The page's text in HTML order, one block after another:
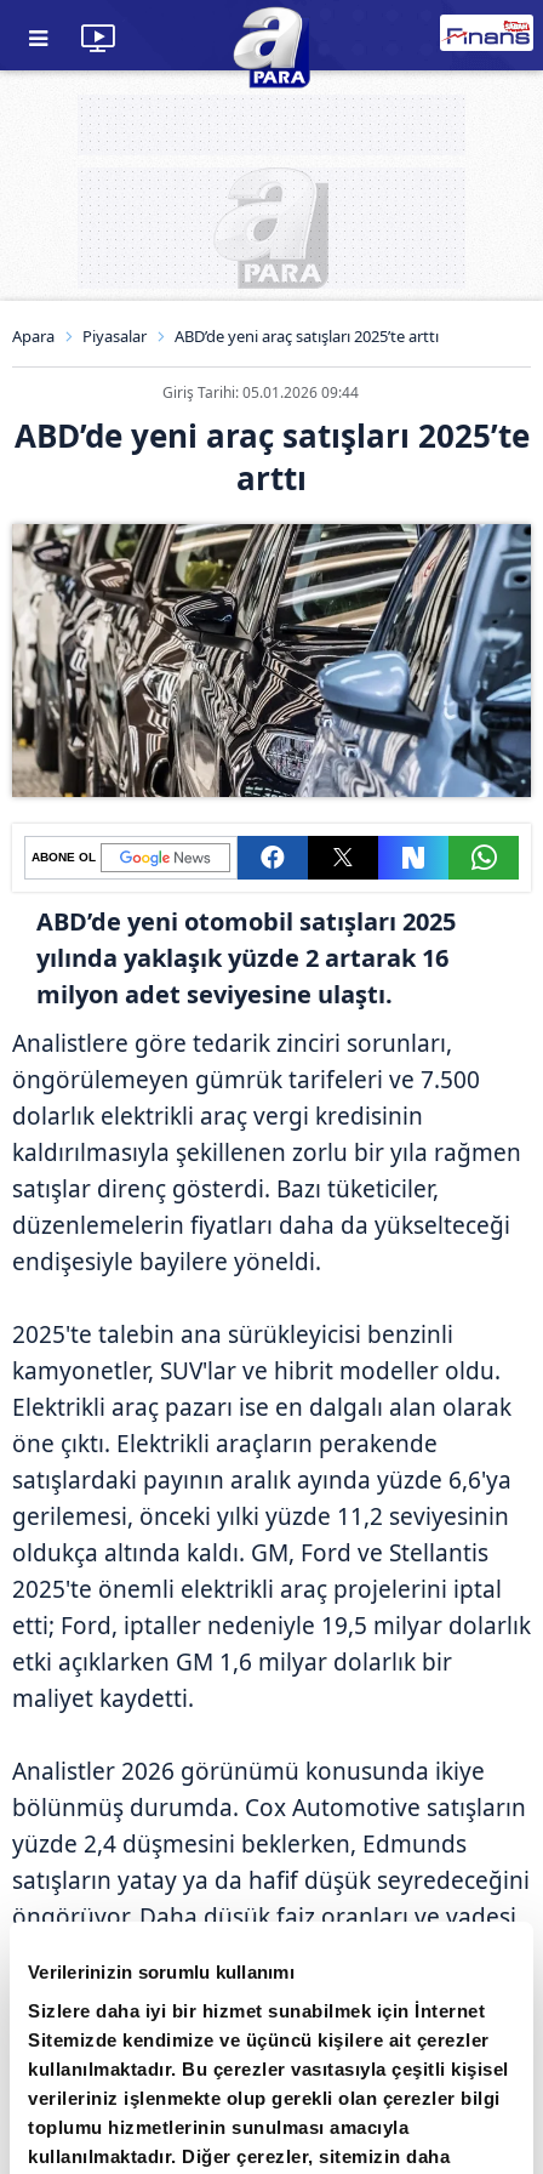
Verilerinizin sorumlu kullanımı
Sizlere daha iyi bir hizmet sunabilmek için İnternet
Sitemizde kendimize ve üçüncü kişilere ait çerezler
kullanılmaktadır. Bu çerezler vasıtasıyla çeşitli kişisel
verileriniz işlenmekte olup gerekli olan çerezler bilgi
toplumu hizmetlerinin sunulması amacıyla
kullanılmaktadır. Diğer çerezler, sitemizin daha
Apara Piyasalar ABD’de yeni araç satışları 2025’te arttı
Giriş Tarihi: 05.01.2026 09:44
ABD’de yeni araç satışları 2025’te
arttı
ABONE OL
ABD’de yeni otomobil satışları 2025
yılında yaklaşık yüzde 2 artarak 16
milyon adet seviyesine ulaştı.
Analistlere göre tedarik zinciri sorunları,
öngörülemeyen gümrük tarifeleri ve 7.500
dolarlık elektrikli araç vergi kredisinin
kaldırılmasıyla şekillenen zorlu bir yıla rağmen
satışlar direnç gösterdi. Bazı tüketiciler,
düzenlemelerin fiyatları daha da yükselteceği
endişesiyle bayilere yöneldi.
2025'te talebin ana sürükleyicisi benzinli
kamyonetler, SUV'lar ve hibrit modeller oldu.
Elektrikli araç pazarı ise en dalgalı alan olarak
öne çıktı. Elektrikli araçların perakende
satışlardaki payının aralık ayında yüzde 6,6'ya
gerilemesi, önceki yılki yüzde 11,2 seviyesinin
oldukça altında kaldı. GM, Ford ve Stellantis
2025'te önemli elektrikli araç projelerini iptal
etti; Ford, iptaller nedeniyle 19,5 milyar dolarlık
etki açıklarken GM 1,6 milyar dolarlık bir
maliyet kaydetti.
Analistler 2026 görünümü konusunda ikiye
bölünmüş durumda. Cox Automotive satışların
yüzde 2,4 düşmesini beklerken, Edmunds
satışların yatay ya da hafif düşük seyredeceğini
öngörüyor. Daha düşük faiz oranları ve vadesi
destekleyebileceği belirtiliyor.